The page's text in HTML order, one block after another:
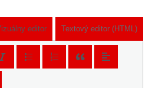
editor Textový editor (HTML)